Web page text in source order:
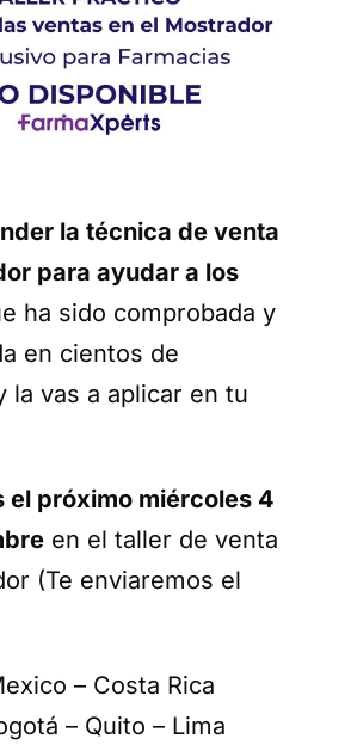
la técnica de venta
para ayudar a los
ha sido comprobada y
en cientos de
la vas a aplicar en tu
el próximo miércoles 4
en el taller de venta
(Te enviaremos el
– Costa Rica
– Quito – Lima